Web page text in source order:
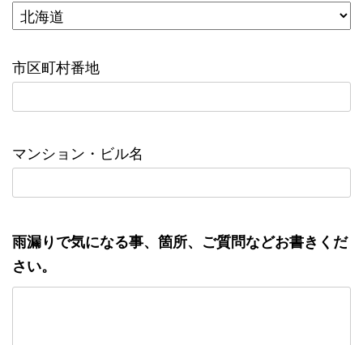
市区町村番地
マンション・ビル名
雨漏りで気になる事、箇所、ご質問などお書きくだ
さい。